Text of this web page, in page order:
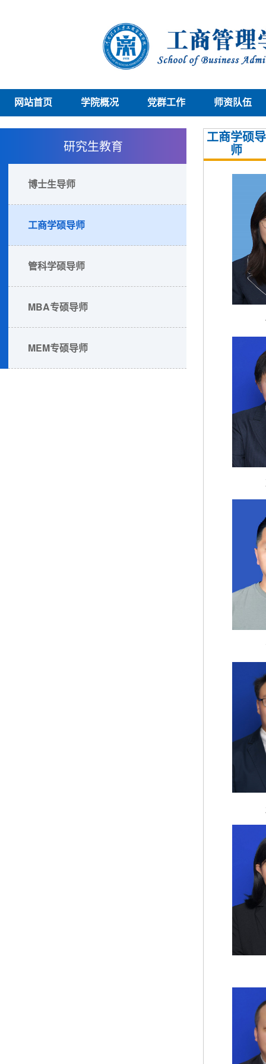
网站首页 学院概况 党群工作 师资队伍
研究生教育
博士生导师
工商学硕导师
管科学硕导师
MBA专硕导师
MEM专硕导师
工商学硕导
师